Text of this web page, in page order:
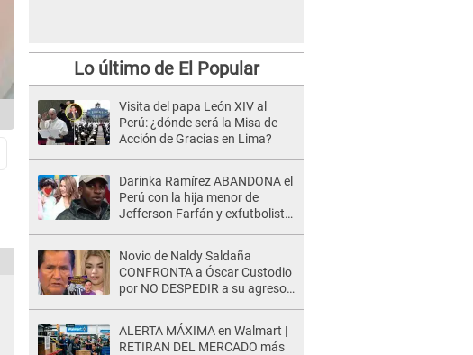
Lo último de El Popular
Visita del papa León XIV al
Perú: ¿dónde será la Misa de
Acción de Gracias en Lima?
Darinka Ramírez ABANDONA el
Perú con la hija menor de
Jefferson Farfán y exfutbolista
Novio de Naldy Saldaña
CONFRONTA a Óscar Custodio
por NO DESPEDIR a su agresor
"Nadie me dice qué hacer"
ALERTA MÁXIMA en Walmart |
RETIRAN DEL MERCADO más